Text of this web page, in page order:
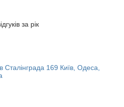
за рік
Сталінграда 169 Київ, Одеса,